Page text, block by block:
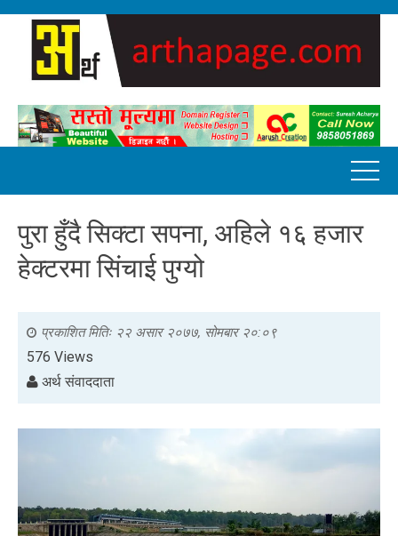
पुरा हुँदै सिक्टा सपना, अहिले १६ हजार
हेक्टरमा सिंचाई पुग्यो
प्रकाशित मितिः २२ असार २०७७, सोमबार २०:०९
576 Views
अर्थ संवाददाता